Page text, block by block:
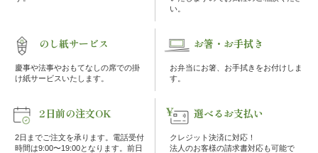
方
法・
達
い。
のし紙サービス
慶事や法事やおもてなしの席での掛
け紙サービスいたします。
お箸・お手拭き
お弁当にお箸、お手拭きをお付けしま
す。
2日前の注文OK
2日までご注文を承ります。電話受付
時間は9:00〜19:00となります。前日
選べるお支払い
クレジット決済に対応！
法人のお客様の請求書対応も可能で